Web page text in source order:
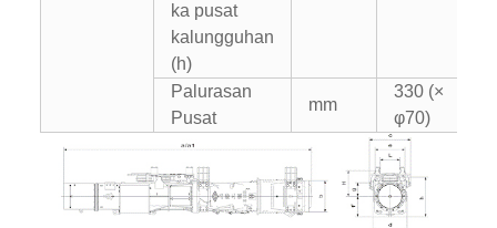
ka pusat
kalungguhan
(h)
Palurasan
Pusat
mm
330 (×
φ70)